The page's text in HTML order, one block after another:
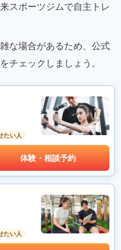
スポーツジムで自主トレ
な場合があるため、公式
チェックしましょう。
たい人
体験・相談予約
たい人